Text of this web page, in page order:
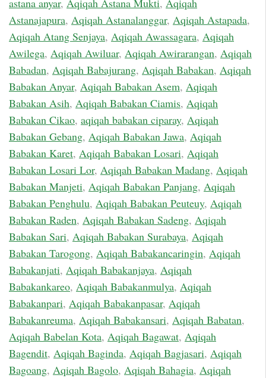
astana anyar, Aqiqah Astana Mukti, Aqiqah
Astanajapura, Aqiqah Astanalanggar, Aqiqah Astapada,
Aqiqah Atang Senjaya, Aqiqah Awassagara, Aqiqah
Awilega, Aqiqah Awiluar, Aqiqah Awirarangan, Aqiqah
Babadan, Aqiqah Babajurang, Aqiqah Babakan, Aqiqah
Babakan Anyar, Aqiqah Babakan Asem, Aqiqah
Babakan Asih, Aqiqah Babakan Ciamis, Aqiqah
Babakan Cikao, aqiqah babakan ciparay, Aqiqah
Babakan Gebang, Aqiqah Babakan Jawa, Aqiqah
Babakan Karet, Aqiqah Babakan Losari, Aqiqah
Babakan Losari Lor, Aqiqah Babakan Madang, Aqiqah
Babakan Manjeti, Aqiqah Babakan Panjang, Aqiqah
Babakan Penghulu, Aqiqah Babakan Peuteuy, Aqiqah
Babakan Raden, Aqiqah Babakan Sadeng, Aqiqah
Babakan Sari, Aqiqah Babakan Surabaya, Aqiqah
Babakan Tarogong, Aqiqah Babakancaringin, Aqiqah
Babakanjati, Aqiqah Babakanjaya, Aqiqah
Babakankareo, Aqiqah Babakanmulya, Aqiqah
Babakanpari, Aqiqah Babakanpasar, Aqiqah
Babakanreuma, Aqiqah Babakansari, Aqiqah Babatan,
Aqiqah Babelan Kota, Aqiqah Bagawat, Aqiqah
Bagendit, Aqiqah Baginda, Aqiqah Bagjasari, Aqiqah
Bagoang, Aqiqah Bagolo, Aqiqah Bahagia, Aqiqah